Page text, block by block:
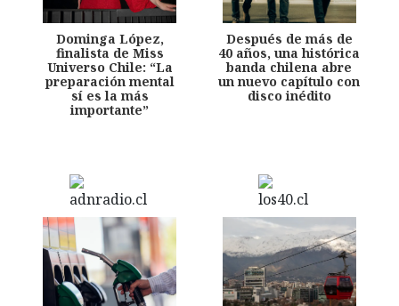
Dominga López,
finalista de Miss
Universo Chile: “La
preparación mental
sí es la más
importante”
Después de más de
40 años, una histórica
banda chilena abre
un nuevo capítulo con
disco inédito